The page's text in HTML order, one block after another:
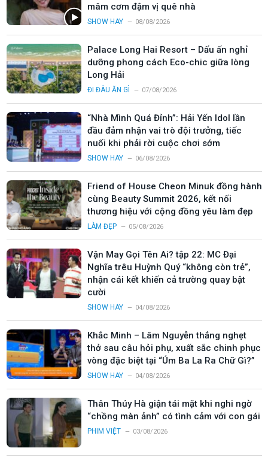
mâm cơm đậm vị quê nhà
SHOW HAY 08/08/2026
Palace Long Hai Resort – Dấu ấn nghỉ
dưỡng phong cách Eco-chic giữa lòng
Long Hải
ĐI ĐÂU ĂN GÌ 07/08/2026
“Nhà Mình Quá Đỉnh”: Hải Yến Idol lần
đầu đảm nhận vai trò đội trưởng, tiếc
nuối khi phải rời cuộc chơi sớm
SHOW HAY 06/08/2026
Friend of House Cheon Minuk đồng hành
cùng Beauty Summit 2026, kết nối
thương hiệu với cộng đồng yêu làm đẹp
LÀM ĐẸP 05/08/2026
Vận May Gọi Tên Ai? tập 22: MC Đại
Nghĩa trêu Huỳnh Quý “không còn trẻ”,
nhận cái kết khiến cả trường quay bật
cười
SHOW HAY 04/08/2026
Khắc Minh – Lâm Nguyễn thắng nghẹt
thở sau câu hỏi phụ, xuất sắc chinh phục
vòng đặc biệt tại “Úm Ba La Ra Chữ Gì?”
SHOW HAY 04/08/2026
Thân Thúy Hà giận tái mặt khi nghi ngờ
“chồng màn ảnh” có tình cảm với con gái
PHIM VIỆT 03/08/2026